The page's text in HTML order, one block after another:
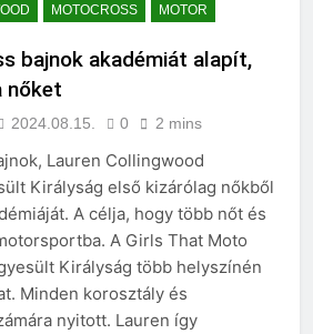
MOTOCROSS MOTOR
bajnok akadémiát alapít,
nőket
2024.08.15. 0 2 mins
Lauren Collingwood
Királyság első kizárólag nőkből
A célja, hogy több nőt és
A Girls That Moto
Királyság több helyszínén
Minden korosztály és
nyitott. Lauren így